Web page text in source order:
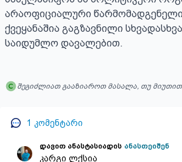
არაოფიციალური
ქვეყანაშია გაგზავნილი
საიდუმლო დავალებით.
შეგიძლიათ გააზიაროთ მასალა, თუ
1 კომენტარი
დავით ანასტასიადის ანასთეიშენ
კარგი ლქსია